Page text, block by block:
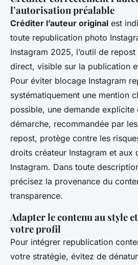
l’autorisation préalable
Créditer l’auteur original est
toute republication photo
Instagram 2025, l’outil de
direct, visible sur la publication
Pour éviter blocage Instagram
systématiquement une mention
possible, une demande explicite
démarche, recommandée par
repost, protège contre les
droits créateur Instagram et aux
Instagram. Dans toute
précisez la provenance du
transparence.
Adapter le contenu au style
votre profil
Pour intégrer republication
votre stratégie, évitez de